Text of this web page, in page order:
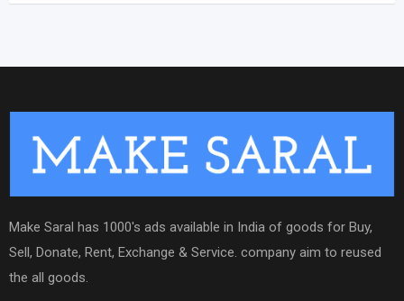
Make Saral has 1000's ads available in India of goods for Buy,
Sell, Donate, Rent, Exchange & Service. company aim to reused
the all goods.